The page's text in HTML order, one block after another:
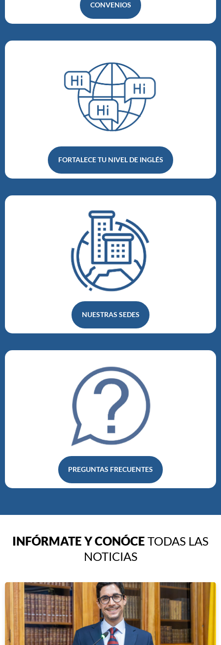
CONVENIOS
FORTALECE TU NIVEL DE INGLÉS
NUESTRAS SEDES
PREGUNTAS FRECUENTES
INFÓRMATE Y CONÓCE TODAS LAS
NOTICIAS